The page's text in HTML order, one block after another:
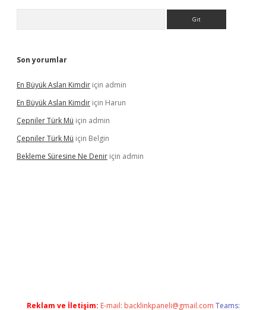
Son yorumlar
En Büyük Aslan Kimdir için admin
En Büyük Aslan Kimdir için Harun
Çepniler Türk Mü için admin
Çepniler Türk Mü için Belgin
Bekleme Süresine Ne Denir için admin
Reklam ve İletişim: E-mail: backlinkpaneli@gmail.com Teams: